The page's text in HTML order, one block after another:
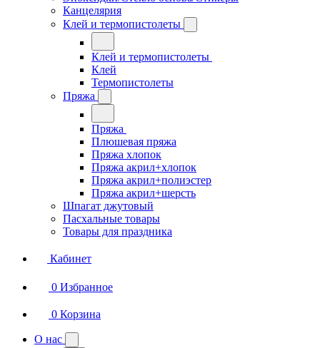
Канцелярия
Клей и термопистолеты
Клей и термопистолеты
Клей
Термопистолеты
Пряжа
Пряжа
Плюшевая пряжа
Пряжа хлопок
Пряжа акрил+хлопок
Пряжа акрил+полиэстер
Пряжа акрил+шерсть
Шпагат джутовый
Пасхальные товары
Товары для праздника
Кабинет
0 Избранное
0 Корзина
О нас